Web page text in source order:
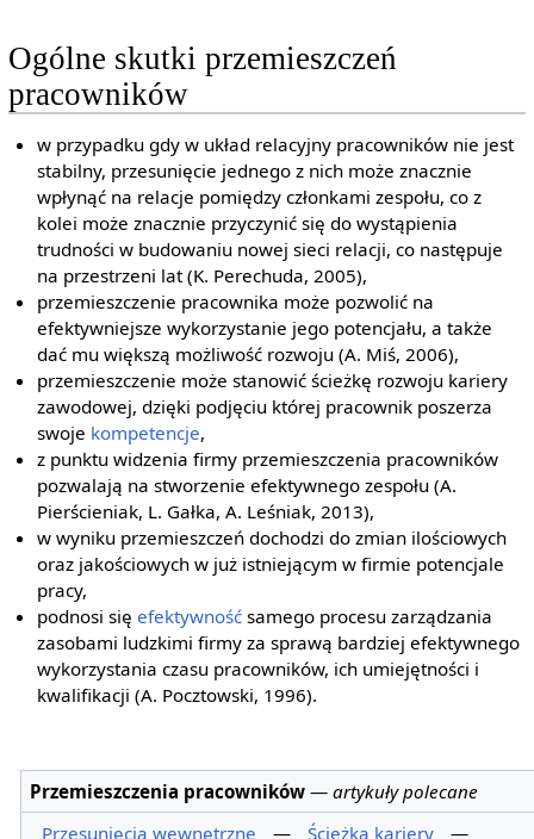
Ogólne skutki przemieszczeń
pracowników
w przypadku gdy w układ relacyjny pracowników nie jest
stabilny, przesunięcie jednego z nich może znacznie
wpłynąć na relacje pomiędzy członkami zespołu, co z
kolei może znacznie przyczynić się do wystąpienia
trudności w budowaniu nowej sieci relacji, co następuje
na przestrzeni lat (K. Perechuda, 2005),
przemieszczenie pracownika może pozwolić na
efektywniejsze wykorzystanie jego potencjału, a także
dać mu większą możliwość rozwoju (A. Miś, 2006),
przemieszczenie może stanowić ścieżkę rozwoju kariery
zawodowej, dzięki podjęciu której pracownik poszerza
swoje kompetencje,
z punktu widzenia firmy przemieszczenia pracowników
pozwalają na stworzenie efektywnego zespołu (A.
Pierścieniak, L. Gałka, A. Leśniak, 2013),
w wyniku przemieszczeń dochodzi do zmian ilościowych
oraz jakościowych w już istniejącym w firmie potencjale
pracy,
podnosi sięefektywność samego procesu zarządzania
zasobami ludzkimi firmy za sprawą bardziej efektywnego
wykorzystania czasu pracowników, ich umiejętności i
kwalifikacji (A. Pocztowski, 1996).
Przemieszczenia pracowników —artykuły polecane
Przesunięcia wewnętrzne
— Ścieżka kariery
—